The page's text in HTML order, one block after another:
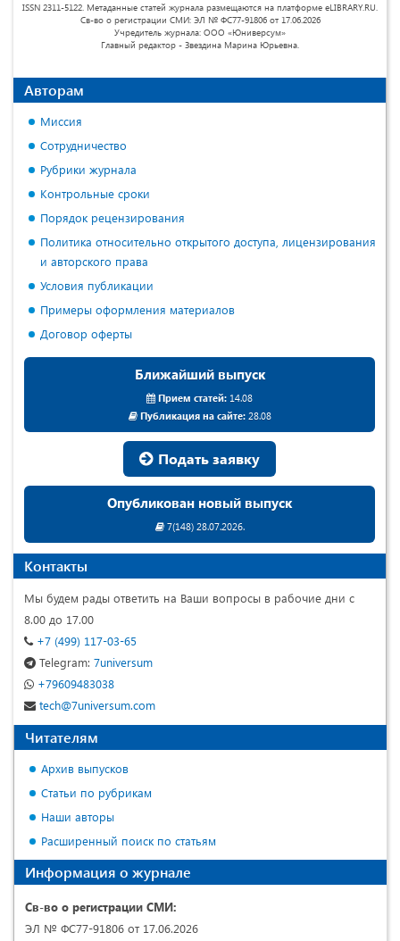
ISSN 2311-5122. Метаданные статей журнала размещаются на платформе eLIBRARY.RU.
Св-во о регистрации СМИ: ЭЛ № ФС77-91806 от 17.06.2026
Учредитель журнала: ООО «Юниверсум»
Главный редактор - Звездина Марина Юрьевна.
Авторам
Миссия
Сотрудничество
Рубрики журнала
Контрольные сроки
Порядок рецензирования
Политика относительно открытого доступа, лицензирования
и авторского права
Условия публикации
Примеры оформления материалов
Договор оферты
Ближайший выпуск
Прием статей: 14.08
Публикация на сайте:28.08
Подать заявку
Опубликован новый выпуск
7(148) 28.07.2026.
Контакты
Мы будем рады ответить на Ваши вопросы в рабочие дни с
8.00 до 17.00
+7 (499) 117-03-65
Telegram: 7universum
+79609483038
tech@7universum.com
Читателям
Архив выпусков
Статьи по рубрикам
Наши авторы
Расширенный поиск по статьям
Информация о журнале
Св-во о регистрации СМИ:
ЭЛ № ФС77-91806 от 17.06.2026